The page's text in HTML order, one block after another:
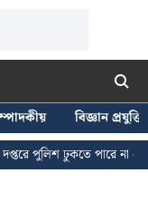
বিজ্ঞান প্রযুক্তি
পুলিশ ঢুকতে পারে না - জন